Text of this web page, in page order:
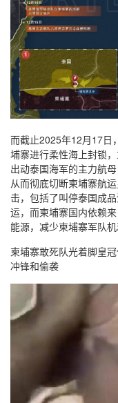
而截止2025年12月17日
埔寨进行柔性海上封锁
出动泰国海军的主力航
从而彻底切断柬埔寨航
击，包括了叫停泰国成
运，而柬埔寨国内依赖
能源，减少柬埔寨军队机
柬埔寨敢死队光着脚皇
冲锋和偷袭